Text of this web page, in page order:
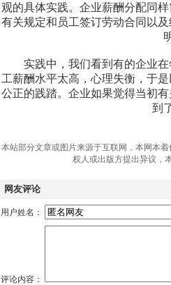
观的具体实践。企业薪酬分配同
有关规定和员工签订劳动合同以
实践中，我们看到有的企业在
工薪酬水平太高，心理失衡，于
公正的践踏。企业如果觉得当初
到
本站部分文章或图片来源于互联网，本网本
权人或出版方提出异议，
网友评论
用户姓名：
评论内容：